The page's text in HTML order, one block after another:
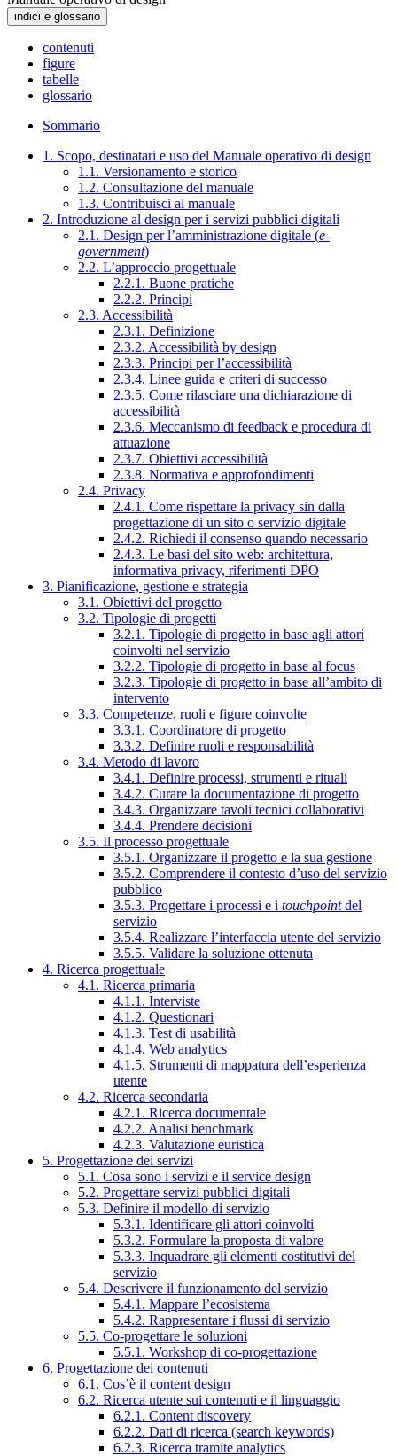
indici e glossario
contenuti
figure
tabelle
glossario
Sommario
1. Scopo, destinatari e uso del Manuale operativo di design
1.1. Versionamento e storico
1.2. Consultazione del manuale
1.3. Contribuisci al manuale
2. Introduzione al design per i servizi pubblici digitali
2.1. Design per l’amministrazione digitale (e-
government)
2.2. L’approccio progettuale
2.2.1. Buone pratiche
2.2.2. Principi
2.3. Accessibilità
2.3.1. Definizione
2.3.2. Accessibilità by design
2.3.3. Principi per l’accessibilità
2.3.4. Linee guida e criteri di successo
2.3.5. Come rilasciare una dichiarazione di
accessibilità
2.3.6. Meccanismo di feedback e procedura di
attuazione
2.3.7. Obiettivi accessibilità
2.3.8. Normativa e approfondimenti
2.4. Privacy
2.4.1. Come rispettare la privacy sin dalla
progettazione di un sito o servizio digitale
2.4.2. Richiedi il consenso quando necessario
2.4.3. Le basi del sito web: architettura,
informativa privacy, riferimenti DPO
3. Pianificazione, gestione e strategia
3.1. Obiettivi del progetto
3.2. Tipologie di progetti
3.2.1. Tipologie di progetto in base agli attori
coinvolti nel servizio
3.2.2. Tipologie di progetto in base al focus
3.2.3. Tipologie di progetto in base all’ambito di
intervento
3.3. Competenze, ruoli e figure coinvolte
3.3.1. Coordinatore di progetto
3.3.2. Definire ruoli e responsabilità
3.4. Metodo di lavoro
3.4.1. Definire processi, strumenti e rituali
3.4.2. Curare la documentazione di progetto
3.4.3. Organizzare tavoli tecnici collaborativi
3.4.4. Prendere decisioni
3.5. Il processo progettuale
3.5.1. Organizzare il progetto e la sua gestione
3.5.2. Comprendere il contesto d’uso del servizio
pubblico
3.5.3. Progettare i processi e i touchpointdel
servizio
3.5.4. Realizzare l’interfaccia utente del servizio
3.5.5. Validare la soluzione ottenuta
4. Ricerca progettuale
4.1. Ricerca primaria
4.1.1. Interviste
4.1.2. Questionari
4.1.3. Test di usabilità
4.1.4. Web analytics
4.1.5. Strumenti di mappatura dell’esperienza
utente
4.2. Ricerca secondaria
4.2.1. Ricerca documentale
4.2.2. Analisi benchmark
4.2.3. Valutazione euristica
5. Progettazione dei servizi
5.1. Cosa sono i servizi e il service design
5.2. Progettare servizi pubblici digitali
5.3. Definire il modello di servizio
5.3.1. Identificare gli attori coinvolti
5.3.2. Formulare la proposta di valore
5.3.3. Inquadrare gli elementi costitutivi del
servizio
5.4. Descrivere il funzionamento del servizio
5.4.1. Mappare l’ecosistema
5.4.2. Rappresentare i flussi di servizio
5.5. Co-progettare le soluzioni
5.5.1. Workshop di co-progettazione
6. Progettazione dei contenuti
6.1. Cos’è il content design
6.2. Ricerca utente sui contenuti e il linguaggio
6.2.1. Content discovery
6.2.2. Dati di ricerca (search keywords)
6.2.3. Ricerca tramite analytics